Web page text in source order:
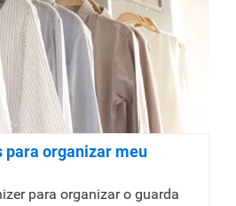
para organizar meu
para organizar o guarda